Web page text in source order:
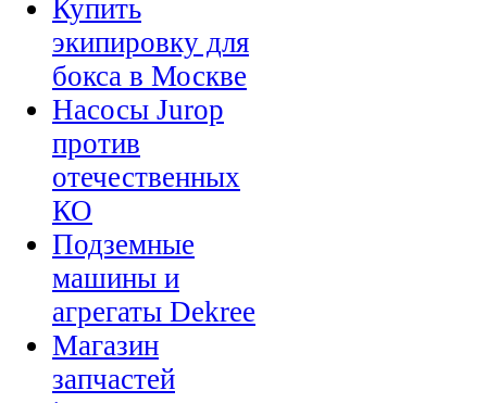
Купить
экипировку для
бокса в Москве
Насосы Jurop
против
отечественных
КО
Подземные
машины и
агрегаты Dekree
Магазин
запчастей